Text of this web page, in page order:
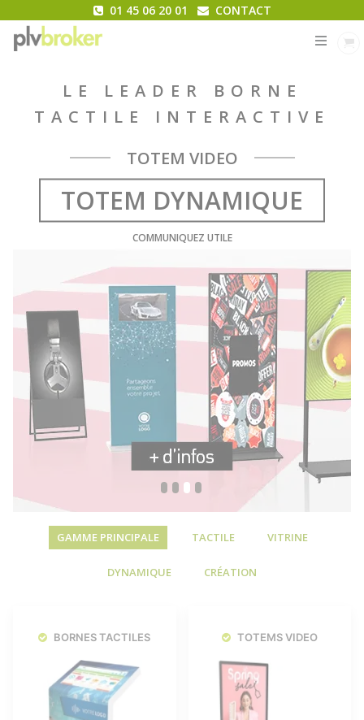
01 45 06 20 01 CONTACT
LE LEADER BORNE
TACTILE INTERACTIVE
COMMUNIQUEZ UTILE
PLV SUR MESURE
GAMME PRINCIPALE TACTILE VITRINE
DYNAMIQUE CRÉATION
BORNES TACTILES TOTEMS VIDEO